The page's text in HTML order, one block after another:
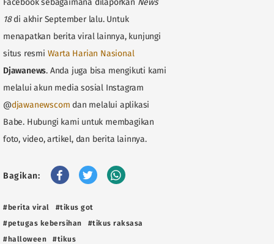
Facebook sebagaimana dilaporkan News
18di akhir September lalu. Untuk
menapatkan berita viral lainnya, kunjungi
situs resmi Warta Harian Nasional
Djawanews. Anda juga bisa mengikuti kami
melalui akun media sosial Instagram
@djawanewscom dan melalui aplikasi
Babe. Hubungi kami untuk membagikan
foto, video, artikel, dan berita lainnya.
Bagikan:
#berita viral
#tikus got
#petugas kebersihan
#tikus raksasa
#halloween
#tikus